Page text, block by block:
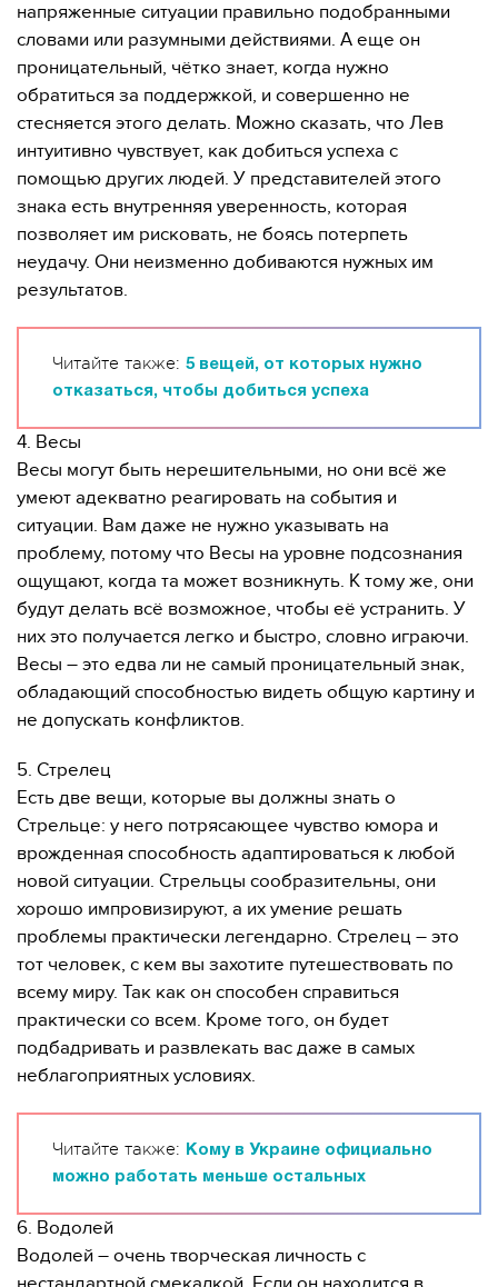
напряженные ситуации правильно подобранными
словами или разумными действиями. А еще он
проницательный, чётко знает, когда нужно
обратиться за поддержкой, и совершенно не
стесняется этого делать. Можно сказать, что Лев
интуитивно чувствует, как добиться успеха с
помощью других людей. У представителей этого
знака есть внутренняя уверенность, которая
позволяет им рисковать, не боясь потерпеть
неудачу. Они неизменно добиваются нужных им
результатов.
Читайте также: 5 вещей, от которых нужно
отказаться, чтобы добиться успеха
4. Весы
Весы могут быть нерешительными, но они всё же
умеют адекватно реагировать на события и
ситуации. Вам даже не нужно указывать на
проблему, потому что Весы на уровне подсознания
ощущают, когда та может возникнуть. К тому же, они
будут делать всё возможное, чтобы её устранить. У
них это получается легко и быстро, словно играючи.
Весы – это едва ли не самый проницательный знак,
обладающий способностью видеть общую картину и
не допускать конфликтов.
5. Стрелец
Есть две вещи, которые вы должны знать о
Стрельце: у него потрясающее чувство юмора и
врожденная способность адаптироваться к любой
новой ситуации. Стрельцы сообразительны, они
хорошо импровизируют, а их умение решать
проблемы практически легендарно. Стрелец – это
тот человек, с кем вы захотите путешествовать по
всему миру. Так как он способен справиться
практически со всем. Кроме того, он будет
подбадривать и развлекать вас даже в самых
неблагоприятных условиях.
Читайте также:
Кому в Украине официально
можно работать меньше остальных
6. Водолей
Водолей – очень творческая личность с